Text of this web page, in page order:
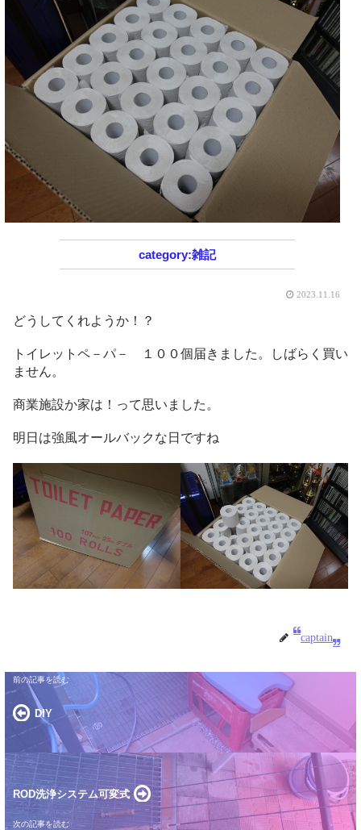
雑記
2023.11.16
どうしてくれようか！？
トイレットペ－パ－ １００個届きました。しばらく買い
ません。
商業施設か家は！って思いました。
明日は強風オールバックな日ですね
captain
DIY
ROD洗浄システム可変式